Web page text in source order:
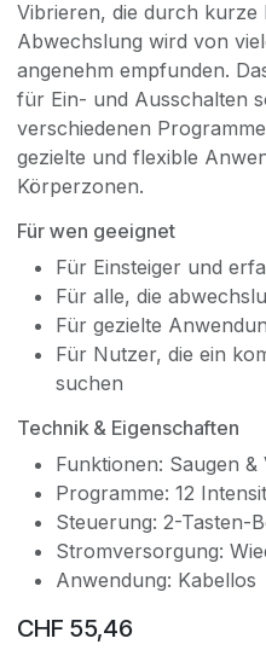
Vibrieren, die durch kurze
Abwechslung wird von
angenehm empfunden.
für Ein- und Ausschalten
verschiedenen
gezielte und flexible
Körperzonen.
Für wen geeignet
Für Einsteiger und
Für alle, die
Für gezielte
Für Nutzer, die ein
suchen
Technik & Eigenschaften
Funktionen: Saugen &
Programme: 12
Steuerung: 2-Tasten-
Stromversorgung:
Anwendung: Kabellos
CHF 55,46